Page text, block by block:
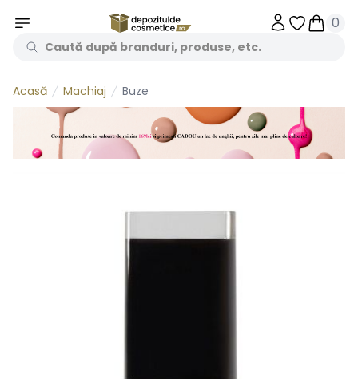
Obiecte
0
Acasă Machiaj Buze